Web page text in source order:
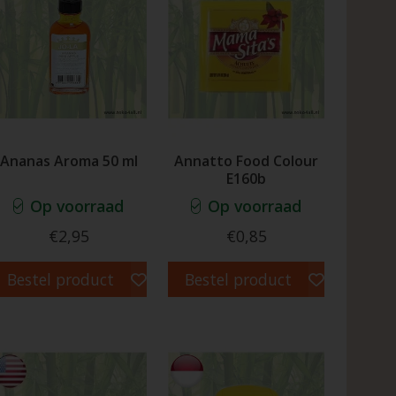
Ananas Aroma 50 ml
Op voorraad
€2,95
Bestel product
Annatto Food Colour
E160b
Op voorraad
€0,85
Bestel product